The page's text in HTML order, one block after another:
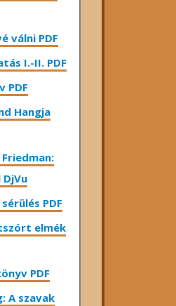
válni PDF
I.-II. PDF
PDF
Hangja
Friedman:
PDF
elmék
PDF
A szavak